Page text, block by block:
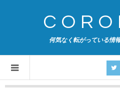
何気なく転がっている情